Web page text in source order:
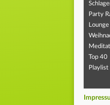
Party
Top 40
Playlist